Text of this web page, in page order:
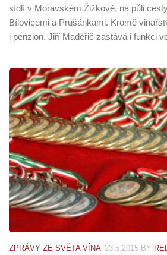
sídlí v Moravském Žižkově, na půli
Bílovicemi a Prušánkami. Kromě
i penzion. Jiří Maděřič zastává i funkci
ZPRÁVY ZE SVĚTA VÍNA 23.5.2015 BY